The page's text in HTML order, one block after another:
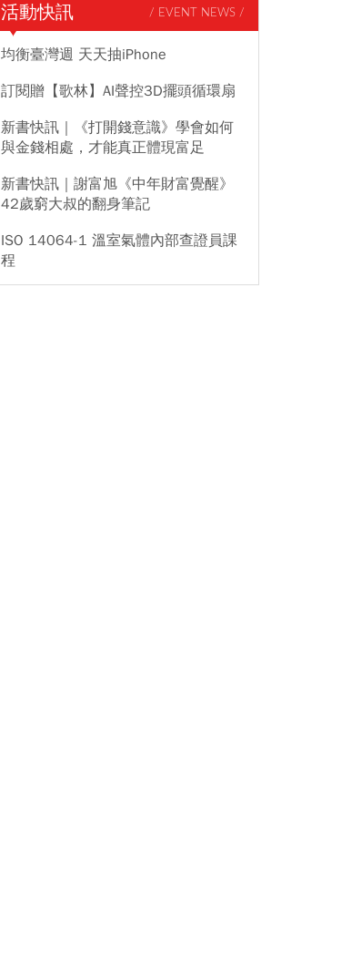
活動快訊 / EVENT NEWS /
均衡臺灣週 天天抽iPhone
訂閱贈【歌林】AI聲控3D擺頭循環扇
新書快訊｜《打開錢意識》學會如何
與金錢相處，才能真正體現富足
新書快訊｜謝富旭《中年財富覺醒》
42歲窮大叔的翻身筆記
ISO 14064-1 溫室氣體內部查證員課
程